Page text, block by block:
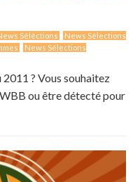
Séléctions
News Sélections
News Sélections
2011 ? Vous souhaitez
ou être détecté pour